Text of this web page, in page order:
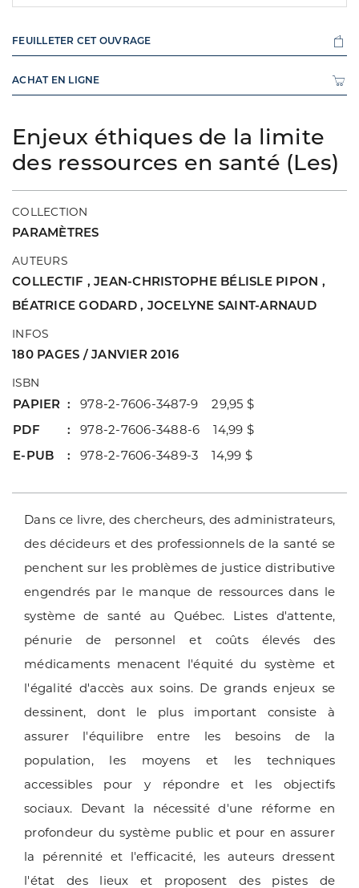
Enjeux éthiques de la limite
des ressources en santé (Les)
COLLECTION
PARAMÈTRES
AUTEURS
COLLECTIF , JEAN-CHRISTOPHE BÉLISLE PIPON ,
BÉATRICE GODARD , JOCELYNE SAINT-ARNAUD
INFOS
180 PAGES / JANVIER 2016
ISBN
PAPIER
978-2-7606-3487-9 29,95 $
PDF
978-2-7606-3488-6 14,99 $
E-PUB
978-2-7606-3489-3 14,99 $
Dans ce livre, des chercheurs, des administrateurs,
des décideurs et des professionnels de la santé se
penchent sur les problèmes de justice distributive
engendrés par le manque de ressources dans le
système de santé au Québec. Listes d'attente,
pénurie de personnel et coûts élevés des
médicaments menacent l'équité du système et
l'égalité d'accès aux soins. De grands enjeux se
dessinent, dont le plus important consiste à
assurer l'équilibre entre les besoins de la
population, les moyens et les techniques
accessibles pour y répondre et les objectifs
sociaux. Devant la nécessité d'une réforme en
profondeur du système public et pour en assurer
la pérennité et l'efficacité, les auteurs dressent
l'état des lieux et proposent des pistes de
FEUILLETER CET OUVRAGE
ACHAT EN LIGNE